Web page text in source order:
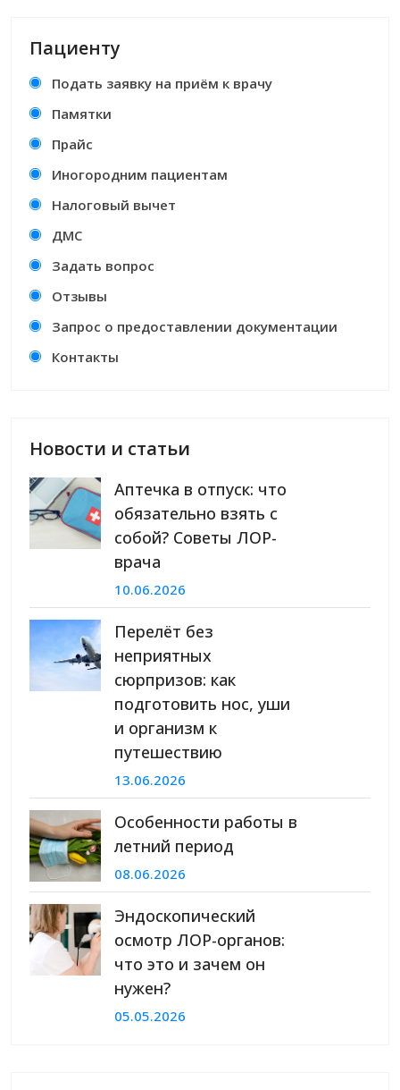
Пациенту
Подать заявку на приём к врачу
Памятки
Прайс
Иногородним пациентам
Налоговый вычет
ДМС
Задать вопрос
Отзывы
Запрос о предоставлении документации
Контакты
Новости и статьи
Аптечка в отпуск: что
обязательно взять с
собой? Советы ЛОР-
врача
10.06.2026
Перелёт без
неприятных
сюрпризов: как
подготовить нос, уши
и организм к
путешествию
13.06.2026
Особенности работы в
летний период
08.06.2026
Эндоскопический
осмотр ЛОР-органов:
что это и зачем он
нужен?
05.05.2026